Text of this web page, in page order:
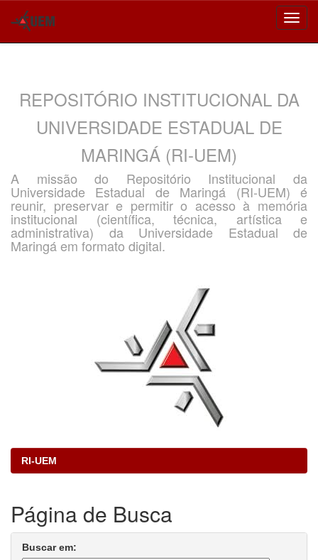
REPOSITÓRIO INSTITUCIONAL DA
UNIVERSIDADE ESTADUAL DE
MARINGÁ (RI-UEM)
A missão do Repositório Institucional da
Universidade Estadual de Maringá (RI-UEM) é
reunir, preservar e permitir o acesso à memória
institucional (científica, técnica, artística e
administrativa) da Universidade Estadual de
Maringá em formato digital.
RI-UEM
Página de Busca
Buscar em: